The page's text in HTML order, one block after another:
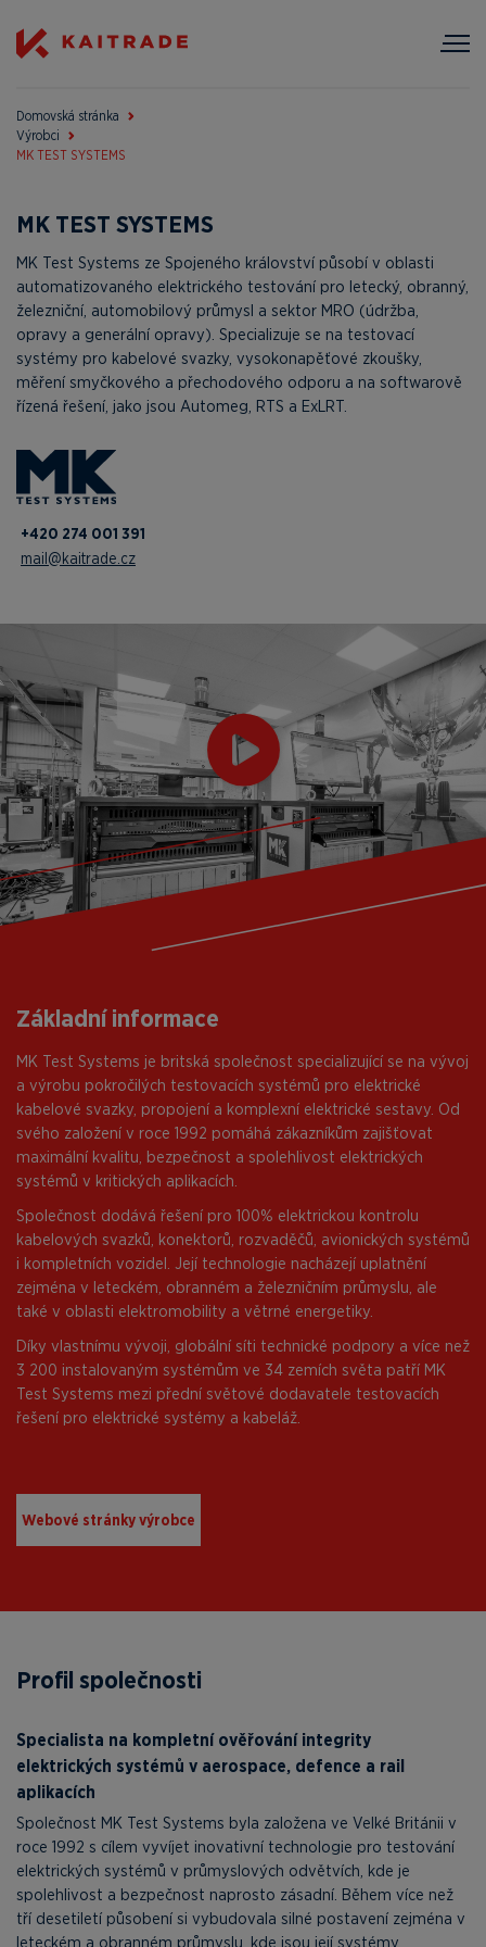
Domovská stránka
Výrobci
MK TEST SYSTEMS
MK TEST SYSTEMS
MK Test Systems ze Spojeného království působí v oblasti
automatizovaného elektrického testování pro letecký, obranný,
železniční, automobilový průmysl a sektor MRO (údržba,
opravy a generální opravy). Specializuje se na testovací
systémy pro kabelové svazky, vysokonapěťové zkoušky,
měření smyčkového a přechodového odporu a na softwarově
řízená řešení, jako jsou Automeg, RTS a ExLRT.
+420 274 001 391
mail@kaitrade.cz
Základní informace
MK Test Systems je britská společnost specializující se na vývoj
a výrobu pokročilých testovacích systémů pro elektrické
kabelové svazky, propojení a komplexní elektrické sestavy. Od
svého založení v roce 1992 pomáhá zákazníkům zajišťovat
maximální kvalitu, bezpečnost a spolehlivost elektrických
systémů v kritických aplikacích.
Společnost dodává řešení pro 100% elektrickou kontrolu
kabelových svazků, konektorů, rozvaděčů, avionických systémů
i kompletních vozidel. Její technologie nacházejí uplatnění
zejména v leteckém, obranném a železničním průmyslu, ale
také v oblasti elektromobility a větrné energetiky.
Díky vlastnímu vývoji, globální síti technické podpory a více než
3 200 instalovaným systémům ve 34 zemích světa patří MK
Test Systems mezi přední světové dodavatele testovacích
řešení pro elektrické systémy a kabeláž.
Webové stránky výrobce
Profil společnosti
Specialista na kompletní ověřování integrity
elektrických systémů v aerospace, defence a rail
aplikacích
Společnost MK Test Systems byla založena ve Velké Británii v
roce 1992 s cílem vyvíjet inovativní technologie pro testování
elektrických systémů v průmyslových odvětvích, kde je
spolehlivost a bezpečnost naprosto zásadní. Během více než
tří desetiletí působení si vybudovala silné postavení zejména v
leteckém a obranném průmyslu, kde jsou její systémy